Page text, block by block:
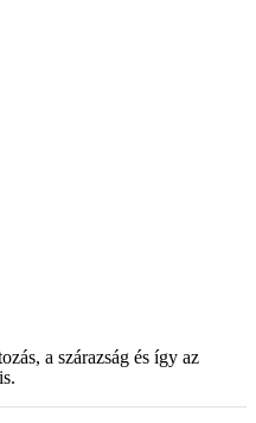
a szárazság és így az